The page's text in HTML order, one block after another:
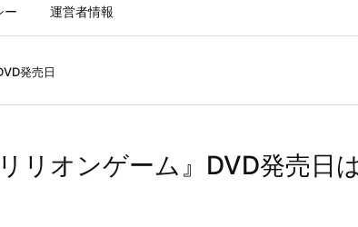
ー 運営者情報
発売日
リオンゲーム』DVD発売日